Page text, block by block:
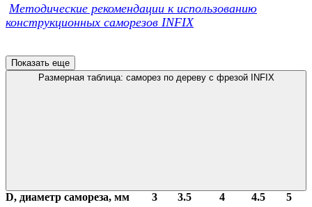
Методические рекомендации к использованию
конструкционных саморезов INFIX
Показать еще
Размерная таблица: саморез по дереву с фрезой INFIX
D, диаметр самореза, мм 3 3.5 4 4.5
5